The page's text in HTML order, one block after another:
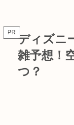
PR ディズニ
雑予想！
つ？